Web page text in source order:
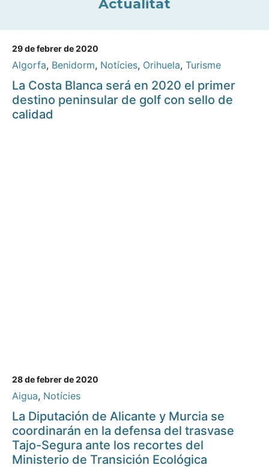
Actualitat
29 de febrer de 2020
Algorfa, Benidorm, Notícies, Orihuela, Turisme
La Costa Blanca será en 2020 el primer
destino peninsular de golf con sello de
calidad
28 de febrer de 2020
Aigua, Notícies
La Diputación de Alicante y Murcia se
coordinarán en la defensa del trasvase
Tajo-Segura ante los recortes del
Ministerio de Transición Ecológica